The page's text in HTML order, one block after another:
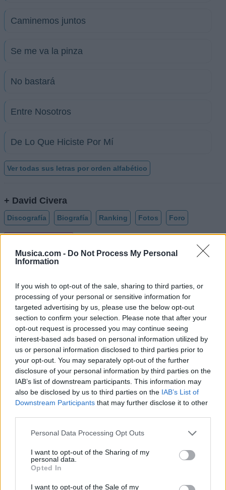
Musica.com - Do Not Process My Personal
Information
If you wish to opt-out of the sale, sharing to third parties, or
processing of your personal or sensitive information for
targeted advertising by us, please use the below opt-out
section to confirm your selection. Please note that after your
opt-out request is processed you may continue seeing
interest-based ads based on personal information utilized by
us or personal information disclosed to third parties prior to
your opt-out. You may separately opt-out of the further
disclosure of your personal information by third parties on the
IAB’s list of downstream participants. This information may
also be disclosed by us to third parties on the IAB’s List of
Downstream Participants that may further disclose it to other
Personal Data Processing Opt Outs
I want to opt-out of the Sharing of my
personal data.
Opted In
I want to opt-out of the Sale of my
Caminemos juntos
Se me va la pinza
No bastará
Entre Nosotros
De Lo Que Hiciste Por Mí
Ver todas sus letras por orden alfabético
+ David Civera
Discografía Biografía Ranking Fotos Foro
David Civera: Una Voz Distintiva en el Panorama
Musical Español
Ranking de David Civera
David Civerano está entre los 500 artistas más
apoyados y visitados de esta semana, su mejor
puesto ha sido el 272º en mayo de 2022.
¿Apoyar a David Civera?
Ranking de David Civera TOP Música